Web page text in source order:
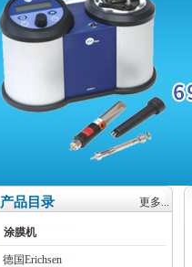
产品目录 更多...
涂膜机
德国Erichsen